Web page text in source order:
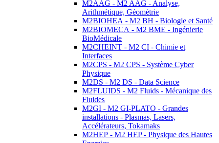
M2AAG - M2 AAG - Analyse,
Arithmétique, Géométrie
M2BIOHEA - M2 BH - Biologie et Santé
M2BIOMECA - M2 BME - Ingénierie
BioMédicale
M2CHEINT - M2 CI - Chimie et
Interfaces
M2CPS - M2 CPS - Système Cyber
Physique
M2DS - M2 DS - Data Science
M2FLUIDS - M2 Fluids - Mécanique des
Fluides
M2GI - M2 GI-PLATO - Grandes
installations - Plasmas, Lasers,
Accélérateurs, Tokamaks
M2HEP - M2 HEP - Physique des Hautes